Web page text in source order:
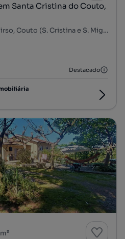
Santa Cristina do Couto,
Santa Cristina Couto, St. Tirso, Couto (S. Cristina e S. Miguel) e Burgães, Santo Tirso, Porto
Destacado